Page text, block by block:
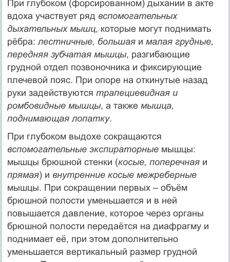
При глубоком (форсированном) дыхании в акте
вдоха участвует ряд вспомогательных
дыхательных мышц, которые могут поднимать
рёбра:лестничные, большая и малая грудные,
передняя зубчатая мышцы, разгибающие
грудной отдел позвоночника и фиксирующие
плечевой пояс. При опоре на откинутые назад
руки задействуются трапециевидная и
ромбовидные мышцы, а также мышца,
поднимающая лопатку.
При глубоком выдохе сокращаются
вспомогательные экспираторныемышцы:
мышцы брюшной стенки (косые, поперечнаяи
прямая) и внутренние косые межреберные
мышцы. При сокращении первых – объём
брюшной полости уменьшается и в ней
повышается давление, которое через органы
брюшной полости передаётся на диафрагму и
поднимает её, при этом дополнительно
уменьшается вертикальный размер грудной